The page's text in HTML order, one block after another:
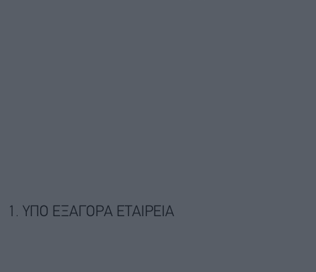
1. ΥΠΟ ΕΞΑΓΟΡΑ ΕΤΑΙΡΕΙΑ